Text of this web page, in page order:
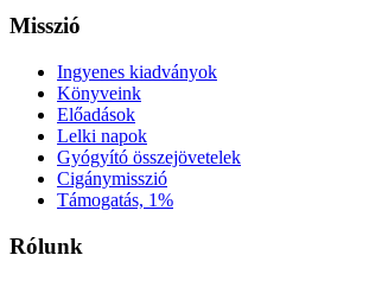
Misszió
Ingyenes kiadványok
Könyveink
Előadások
Lelki napok
Gyógyító összejövetelek
Cigánymisszió
Támogatás, 1%
Rólunk